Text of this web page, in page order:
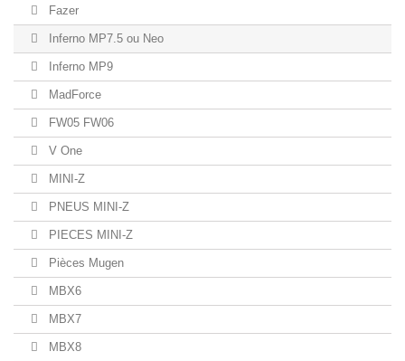
Fazer
Inferno MP7.5 ou Neo
Inferno MP9
MadForce
FW05 FW06
V One
MINI-Z
PNEUS MINI-Z
PIECES MINI-Z
Pièces Mugen
MBX6
MBX7
MBX8